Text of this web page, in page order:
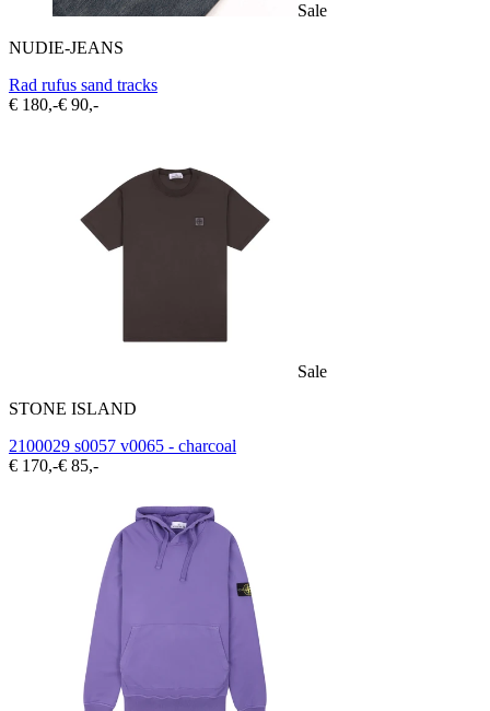
Sale
NUDIE-JEANS
Rad rufus sand tracks
€ 180,-€ 90,-
Sale
STONE ISLAND
2100029 s0057 v0065 - charcoal
€ 170,-€ 85,-